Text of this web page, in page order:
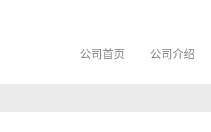
公司首页 公司介绍